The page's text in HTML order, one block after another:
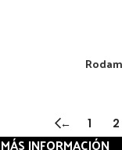
← 1 2
MÁS INFORMACIÓN